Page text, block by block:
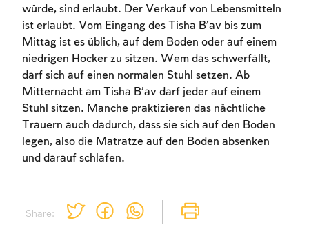
Share:
würde, sind erlaubt. Der Verkauf von Lebensmitteln
ist erlaubt. Vom Eingang des Tisha B’av bis zum
Mittag ist es üblich, auf dem Boden oder auf einem
niedrigen Hocker zu sitzen. Wem das schwerfällt,
darf sich auf einen normalen Stuhl setzen. Ab
Mitternacht am Tisha B’av darf jeder auf einem
Stuhl sitzen. Manche praktizieren das nächtliche
Trauern auch dadurch, dass sie sich auf den Boden
legen, also die Matratze auf den Boden absenken
und darauf schlafen.